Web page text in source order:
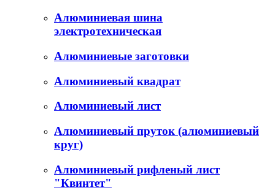
Алюминиевая шина
электротехническая
Алюминиевые заготовки
Алюминиевый квадрат
Алюминиевый лист
Алюминиевый пруток (алюминиевый
круг)
Алюминиевый рифленый лист
"Квинтет"